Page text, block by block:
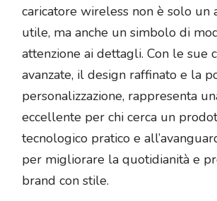
caricatore wireless non è solo un
utile, ma anche un simbolo di
attenzione ai dettagli. Con le sue
avanzate, il design raffinato e la
personalizzazione, rappresenta
eccellente per chi cerca un
tecnologico pratico e
per migliorare la quotidianità e
brand con stile.